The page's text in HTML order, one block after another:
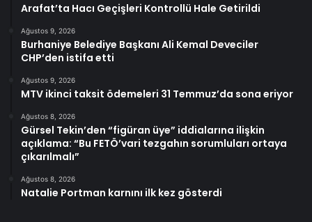
Arafat’ta Hacı Geçişleri Kontrollü Hale Getirildi
Ağustos 9, 2026
Burhaniye Belediye Başkanı Ali Kemal Deveciler
CHP’den istifa etti
Ağustos 9, 2026
MTV ikinci taksit ödemeleri 31 Temmuz’da sona eriyor
Ağustos 8, 2026
Gürsel Tekin’den “figüran üye” iddialarına ilişkin
açıklama: “Bu FETÖ’vari tezgahın sorumluları ortaya
çıkarılmalı”
Ağustos 8, 2026
Natalie Portman karnını ilk kez gösterdi